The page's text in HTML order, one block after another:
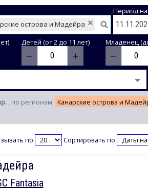
острова и Мадейра
Период
Детей (от 2 до 11 лет)
− +
Младенец
−
, по регионам: Канарские острова и
по Сортировать по
Fantasia